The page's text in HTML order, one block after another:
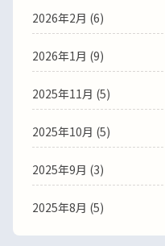
2026年2月 (6)
2026年1月 (9)
2025年11月 (5)
2025年10月 (5)
2025年9月 (3)
2025年8月 (5)